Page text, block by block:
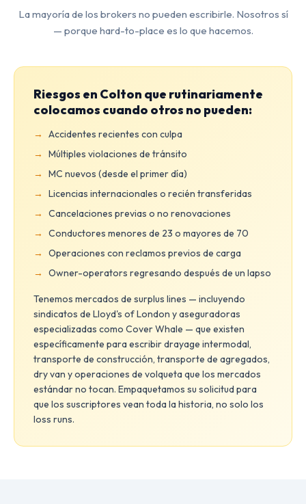
La mayoría de los brokers no pueden escribirle. Nosotros sí
— porque hard-to-place es lo que hacemos.
Riesgos en Colton que rutinariamente
colocamos cuando otros no pueden:
Accidentes recientes con culpa
Múltiples violaciones de tránsito
MC nuevos (desde el primer día)
Licencias internacionales o recién transferidas
Cancelaciones previas o no renovaciones
Conductores menores de 23 o mayores de 70
Operaciones con reclamos previos de carga
Owner-operators regresando después de un lapso
Tenemos mercados de surplus lines — incluyendo
sindicatos de Lloyd's of London y aseguradoras
especializadas como Cover Whale — que existen
específicamente para escribir drayage intermodal,
transporte de construcción, transporte de agregados,
dry van y operaciones de volqueta que los mercados
estándar no tocan. Empaquetamos su solicitud para
que los suscriptores vean toda la historia, no solo los
loss runs.